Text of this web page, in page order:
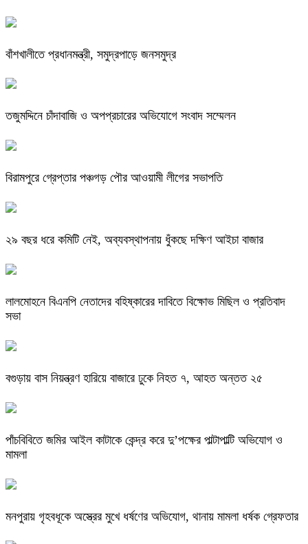
বাঁশখালীতে প্রধানমন্ত্রী, সমুদ্রপাড়ে জনসমুদ্র
তজুমদ্দিনে চাঁদাবাজি ও অপপ্রচারের অভিযোগে সংবাদ সম্মেলন
বিরামপুরে গ্রেপ্তার পঞ্চগড় পৌর আওয়ামী লীগের সভাপতি
২৯ বছর ধরে কমিটি নেই, অব্যবস্থাপনায় ধুঁকছে দক্ষিণ আইচা বাজার
লালমোহনে বিএনপি নেতাদের বহিষ্কারের দাবিতে বিক্ষোভ মিছিল ও প্রতিবাদ
সভা
বগুড়ায় বাস নিয়ন্ত্রণ হারিয়ে বাজারে ঢুকে নিহত ৭, আহত অন্তত ২৫
পাঁচবিবিতে জমির আইল কাটাকে কেন্দ্র করে দু’পক্ষের পাল্টাপাল্টি অভিযোগ ও
মামলা
মনপুরায় গৃহবধূকে অস্ত্রের মুখে ধর্ষণের অভিযোগ, থানায় মামলা ধর্ষক গ্রেফতার